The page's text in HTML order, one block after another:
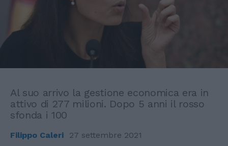
Al suo arrivo la gestione economica era in
attivo di 277 milioni. Dopo 5 anni il rosso
sfonda i 100
Filippo Caleri 27 settembre 2021